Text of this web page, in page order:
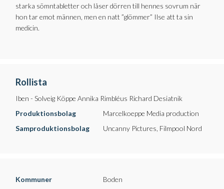
starka sömntabletter och låser dörren till hennes sovrum när
hon tar emot männen, men en natt ”glömmer” Ilse att ta sin
medicin.
Rollista
Iben - Solveig Köppe Annika Rimbléus Richard Desiatnik
Produktionsbolag
Marcelkoeppe Media production
Samproduktionsbolag
Uncanny Pictures, Filmpool Nord
Kommuner Boden